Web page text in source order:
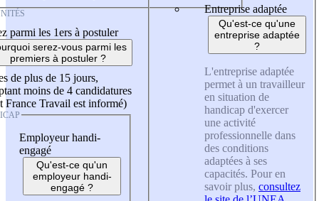
parmi les 1ers à postuler
serez-vous parmi les
premiers à postuler ?
de plus de 15 jours,
moins de 4 candidatures
France Travail est informé)
Employeur handi-
engagé
Qu'est-ce qu'un
employeur handi-
engagé ?
Entreprise adaptée
Qu'est-ce qu'une
entreprise adaptée
?
L'entreprise adaptée
permet à un travailleur
en situation de
handicap d'exercer
une activité
professionnelle dans
des conditions
adaptées à ses
capacités. Pour en
savoir plus, consultez